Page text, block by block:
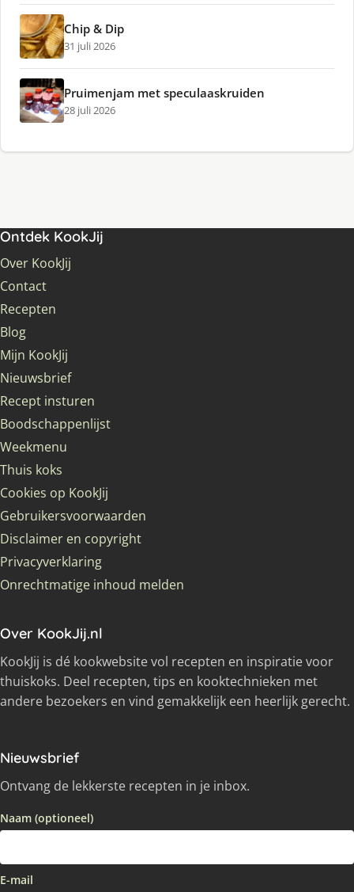
Chip & Dip
31 juli 2026
Pruimenjam met speculaaskruiden
28 juli 2026
Ontdek KookJij
Over KookJij
Contact
Recepten
Blog
Mijn KookJij
Nieuwsbrief
Recept insturen
Boodschappenlijst
Weekmenu
Thuis koks
Cookies op KookJij
Gebruikersvoorwaarden
Disclaimer en copyright
Privacyverklaring
Onrechtmatige inhoud melden
Over KookJij.nl
KookJij is dé kookwebsite vol recepten en inspiratie voor
thuiskoks. Deel recepten, tips en kooktechnieken met
andere bezoekers en vind gemakkelijk een heerlijk gerecht.
Nieuwsbrief
Ontvang de lekkerste recepten in je inbox.
Naam (optioneel)
E-mail